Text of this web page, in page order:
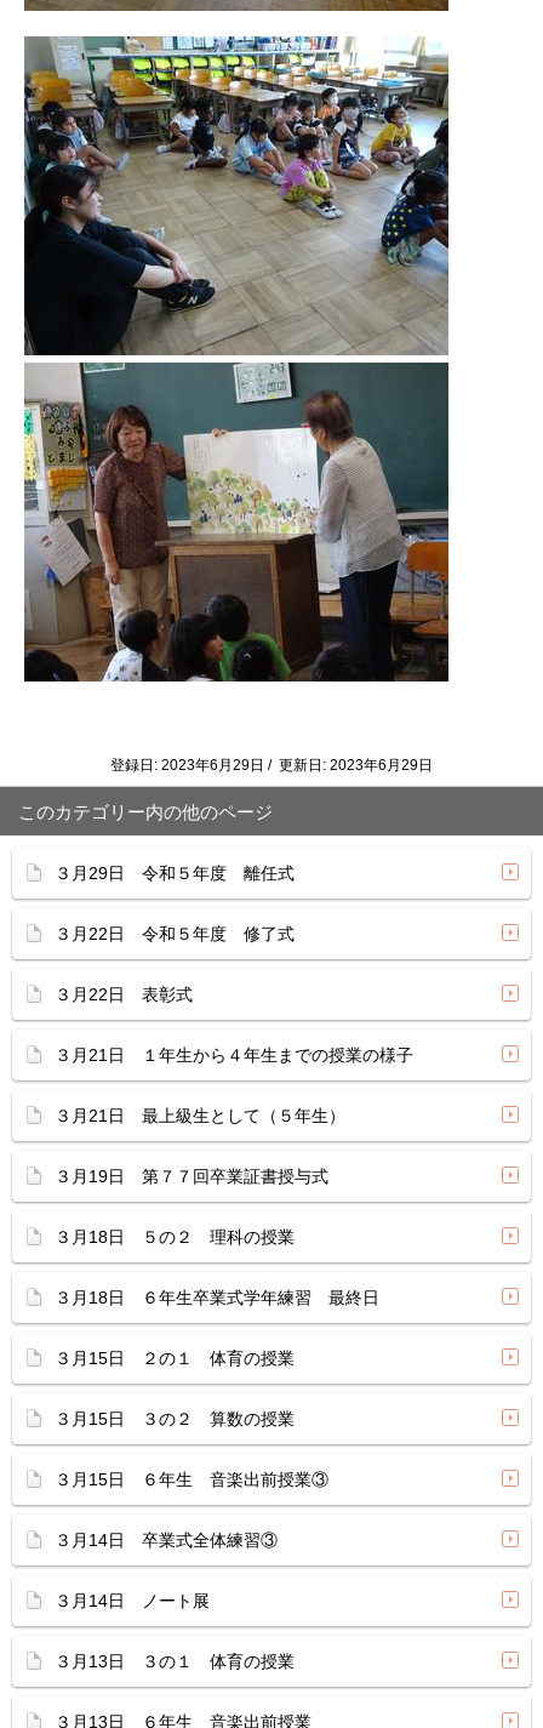
登録日: 2023年6月29日 / 更新日: 2023年6月29日
このカテゴリー内の他のページ
３月29日 令和５年度 離任式
３月22日 令和５年度 修了式
３月22日 表彰式
３月21日 １年生から４年生までの授業の様子
３月21日 最上級生として（５年生）
３月19日 第７７回卒業証書授与式
３月18日 ５の２ 理科の授業
３月18日 ６年生卒業式学年練習 最終日
３月15日 ２の１ 体育の授業
３月15日 ３の２ 算数の授業
３月15日 ６年生 音楽出前授業③
３月14日 卒業式全体練習③
３月14日 ノート展
３月13日 ３の１ 体育の授業
３月13日 ６年生 音楽出前授業